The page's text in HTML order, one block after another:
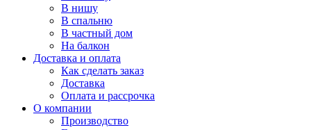
В нишу
В спальню
В частный дом
На балкон
Доставка и оплата
Как сделать заказ
Доставка
Оплата и рассрочка
О компании
Производство